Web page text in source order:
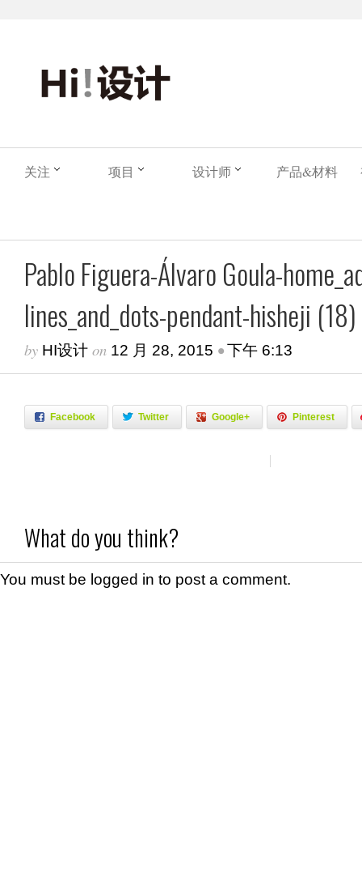
关注 项目 设计师 产品&材料
Pablo Figuera-Álvaro Goula-
lines_and_dots-pendant-hisheji (18)
by HI设计 on 12 月 28, 2015 •下午 6:13
Facebook Twitter Google+ Pinterest
What do you think?
You must be logged in to post a comment.